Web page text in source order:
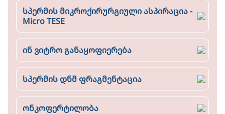
სპერმის მიკროქირურგიული ასპირაცია -
Micro TESE
ინ ვიტრო განაყოფიერება
სპერმის დნმ ფრაგმენტაცია
ონკოფერტილობა